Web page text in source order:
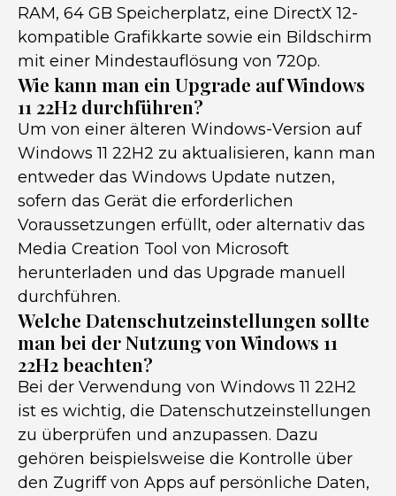
RAM, 64 GB Speicherplatz, eine DirectX 12-
kompatible Grafikkarte sowie ein Bildschirm
mit einer Mindestauflösung von 720p.
Wie kann man ein Upgrade auf Windows
11 22H2 durchführen?
Um von einer älteren Windows-Version auf
Windows 11 22H2 zu aktualisieren, kann man
entweder das Windows Update nutzen,
sofern das Gerät die erforderlichen
Voraussetzungen erfüllt, oder alternativ das
Media Creation Tool von Microsoft
herunterladen und das Upgrade manuell
durchführen.
Welche Datenschutzeinstellungen sollte
man bei der Nutzung von Windows 11
22H2 beachten?
Bei der Verwendung von Windows 11 22H2
ist es wichtig, die Datenschutzeinstellungen
zu überprüfen und anzupassen. Dazu
gehören beispielsweise die Kontrolle über
den Zugriff von Apps auf persönliche Daten,